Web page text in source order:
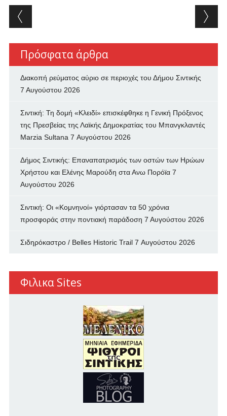
Post navigation
Πρόσφατα άρθρα
Διακοπή ρεύματος αύριο σε περιοχές του Δήμου Σιντικής
7 Αυγούστου 2026
Σιντική: Τη δομή «Κλειδί» επισκέφθηκε η Γενική Πρόξενος
της Πρεσβείας της Λαϊκής Δημοκρατίας του Μπανγκλαντές
Marzia Sultana 7 Αυγούστου 2026
Δήμος Σιντικής: Επαναπατρισμός των oστών των Ηρώων
Χρήστου και Ελένης Μαρούδη στα Ανω Πορόϊα 7
Αυγούστου 2026
Σιντική: Οι «Κομνηνοί» γιόρτασαν τα 50 χρόνια
προσφοράς στην ποντιακή παράδοση 7 Αυγούστου 2026
Σιδηρόκαστρο / Belles Historic Trail 7 Αυγούστου 2026
Φιλικα Sites